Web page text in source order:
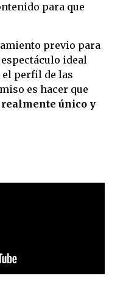
para que
previo para
ideal
el perfil de las
es hacer que
realmente único y